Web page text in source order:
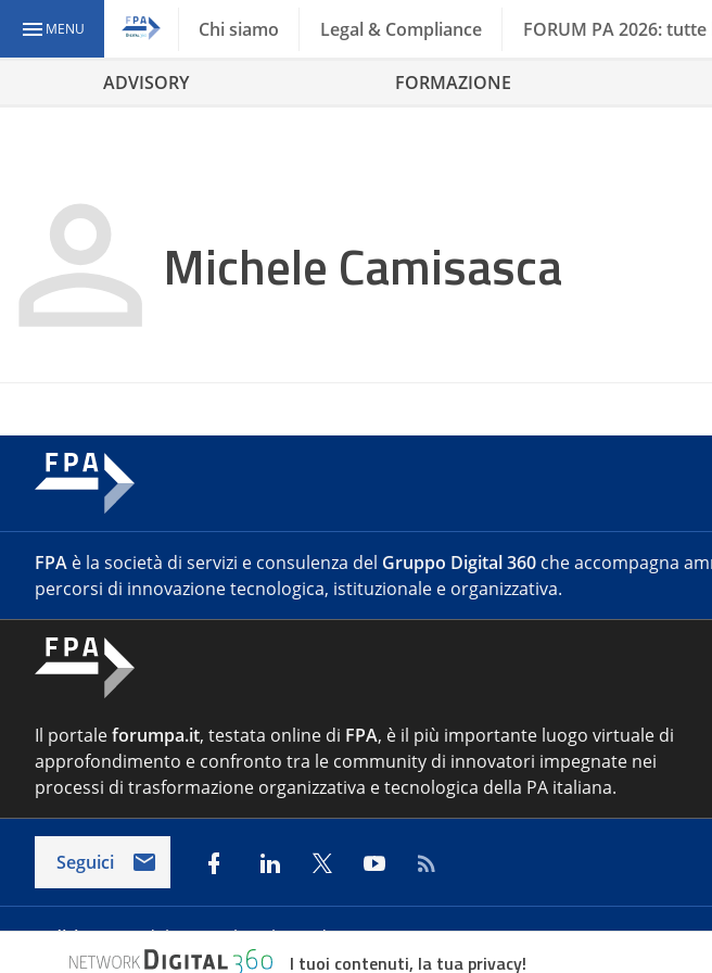
MENU Chi siamo Legal & Compliance FORUM PA 2026:
ADVISORY FORMAZIONE
Michele Camisasca
FPA è la società di servizi e consulenza del Gruppo Digital 360 che accompagna
percorsi di innovazione tecnologica, istituzionale e organizzativa.
Il portaleforumpa.it, testata online di FPA, è il più importante luogo virtuale di
approfondimento e confronto tra le community di innovatori impegnate nei
processi di trasformazione organizzativa e tecnologica della PA italiana.
Seguici
Indirizzo:Via del Porto Fluviale 67/d – 00154 Roma
I tuoi contenuti, la tua privacy!